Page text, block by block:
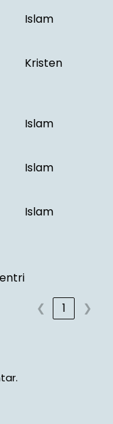
Islam
Kristen
Islam
Islam
Islam
❮
1 ❯